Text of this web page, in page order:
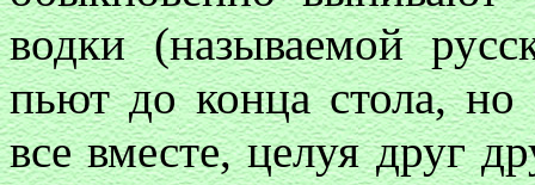
водки (называемой
пьют до конца стола, но
все вместе, целуя друг